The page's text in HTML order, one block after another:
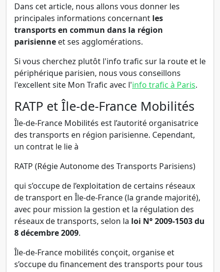
Dans cet article, nous allons vous donner les
principales informations concernant les
transports en commun dans la région
parisienne et ses agglomérations.
Si vous cherchez plutôt l'info trafic sur la route et le
périphérique parisien, nous vous conseillons
l'excellent site Mon Trafic avec l'info trafic à Paris.
RATP et Île-de-France Mobilités
Île-de-France Mobilités est l’autorité organisatrice
des transports en région parisienne. Cependant,
un contrat le lie à
RATP (Régie Autonome des Transports Parisiens)
qui s’occupe de l’exploitation de certains réseaux
de transport en Île-de-France (la grande majorité),
avec pour mission la gestion et la régulation des
réseaux de transports, selon la loi N° 2009-1503 du
8 décembre 2009.
Île-de-France mobilités conçoit, organise et
s’occupe du financement des transports pour tous